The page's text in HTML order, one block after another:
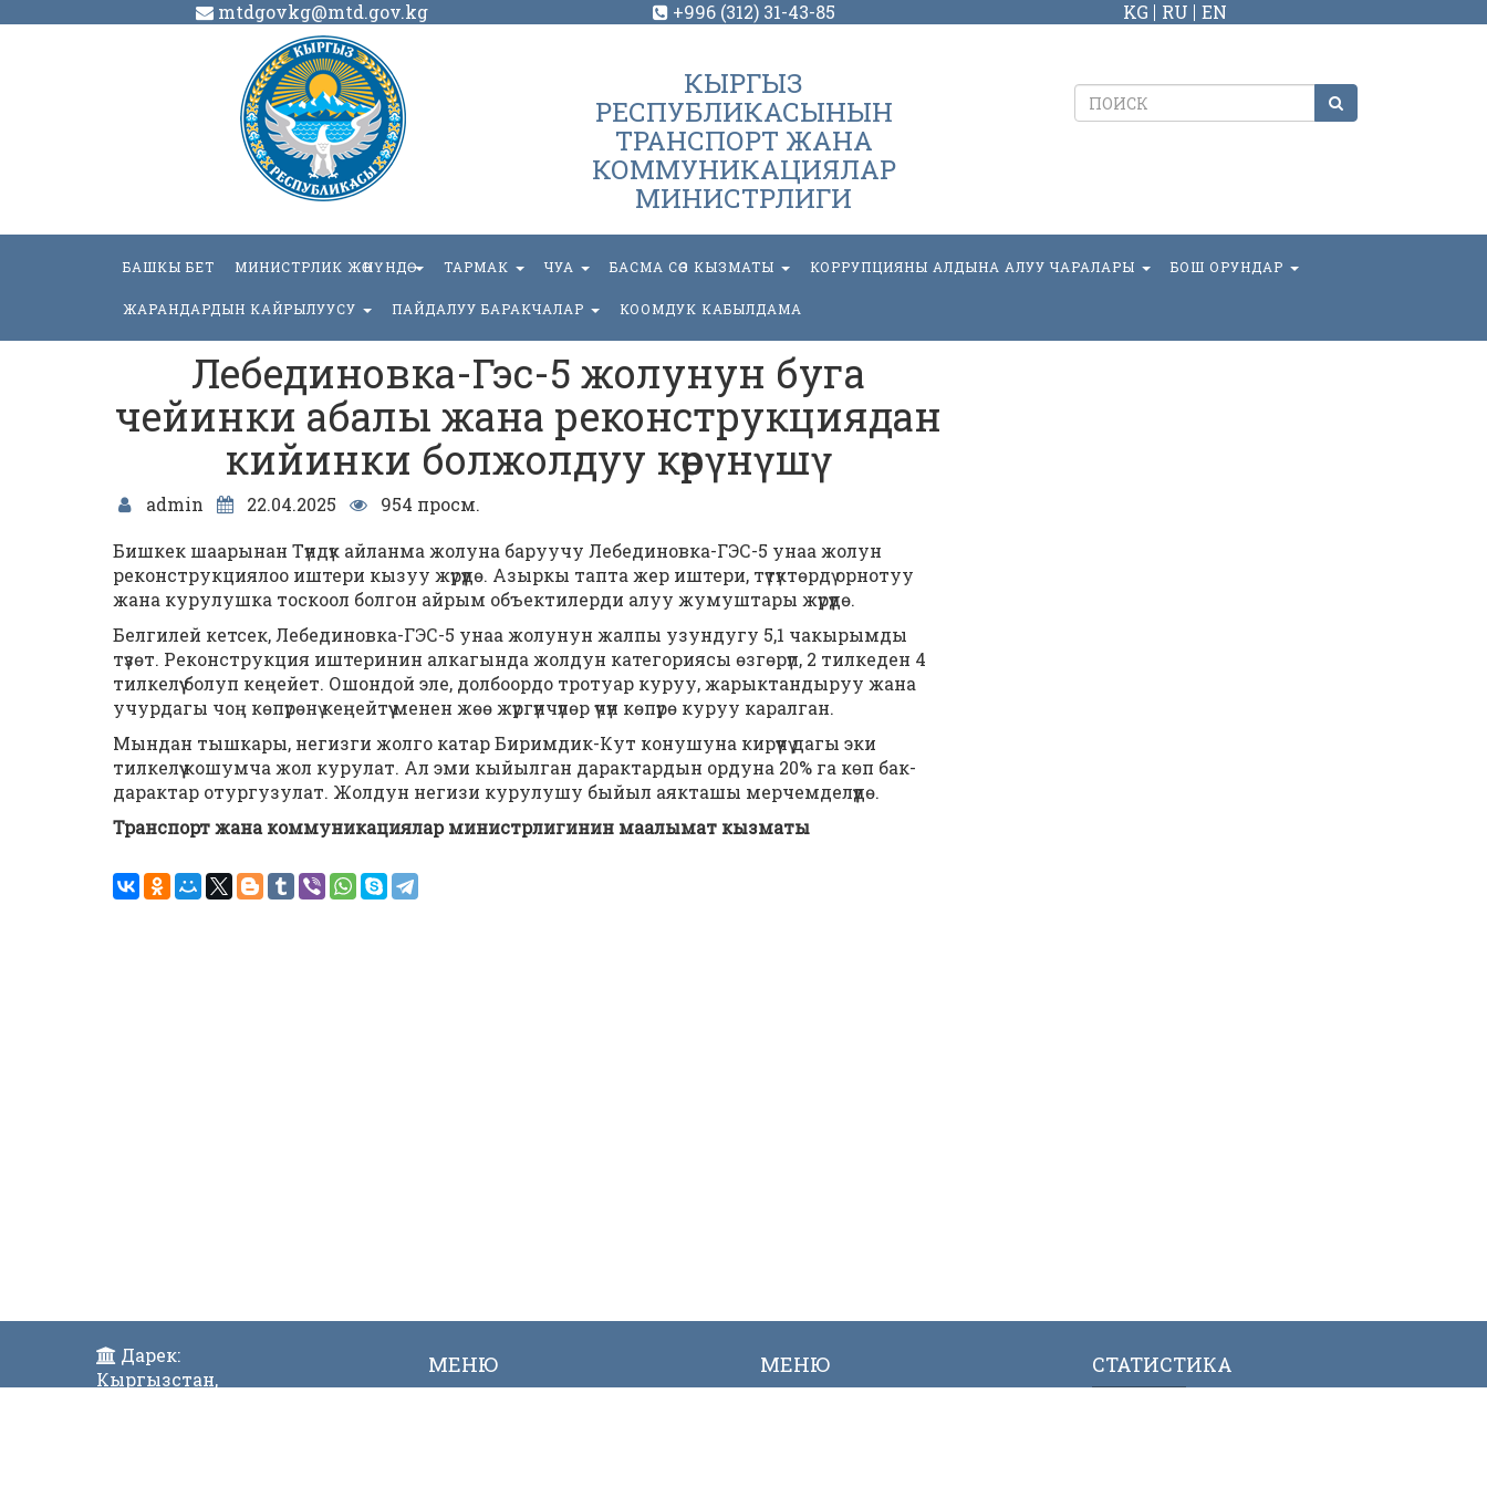
mtdgovkg@mtd.gov.kg +996 (312) 31-43-85 KG RU EN
КЫРГЫЗ
РЕСПУБЛИКАСЫНЫН
ТРАНСПОРТ ЖАНА
КОММУНИКАЦИЯЛАР
МИНИСТРЛИГИ
БАШКЫ БЕТ МИНИСТРЛИК ЖӨНҮНДӨ ТАРМАК ЧУА БАСМА СӨЗ КЫЗМАТЫ КОРРУПЦИЯНЫ АЛДЫНА АЛУУ ЧАРАЛАРЫ БОШ ОРУНДАР
ЖАРАНДАРДЫН КАЙРЫЛУУСУ ПАЙДАЛУУ БАРАКЧАЛАР КООМДУК КАБЫЛДАМА
Лебединовка-Гэс-5 жолунун буга
чейинки абалы жана реконструкциядан
кийинки болжолдуу көрүнүшү
admin 22.04.2025
954 просм.
Бишкек шаарынан Түндүк айланма жолуна баруучу Лебединовка-ГЭС-5 унаа жолун
реконструкциялоо иштери кызуу жүрүүдө. Азыркы тапта жер иштери, түтүктөрдү орнотуу
жана курулушка тоскоол болгон айрым объектилерди алуу жумуштары жүрүүдө.
Белгилей кетсек, Лебединовка-ГЭС-5 унаа жолунун жалпы узундугу 5,1 чакырымды
түзөт. Реконструкция иштеринин алкагында жолдун категориясы өзгөрүп, 2 тилкеден 4
тилкелүү болуп кеңейет. Ошондой эле, долбоордо тротуар куруу, жарыктандыруу жана
учурдагы чоң көпүрөнү кеңейтүү менен жөө жүргүнчүлөр үчүн көпүрө куруу каралган.
Мындан тышкары, негизги жолго катар Биримдик-Кут конушуна кирүүчү дагы эки
тилкелүү кошумча жол курулат. Ал эми кыйылган дарактардын ордуна 20% га кɵп бак-
дарактар отургузулат. Жолдун негизи курулушу быйыл аякташы мерчемделүүдө.
Транспорт жана коммуникациялар министрлигинин маалымат кызматы
Дарек:
Кыргызстан,
МЕНЮ МЕНЮ СТАТИСТИКА